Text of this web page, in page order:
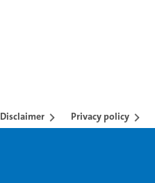
Disclaimer Privacy policy